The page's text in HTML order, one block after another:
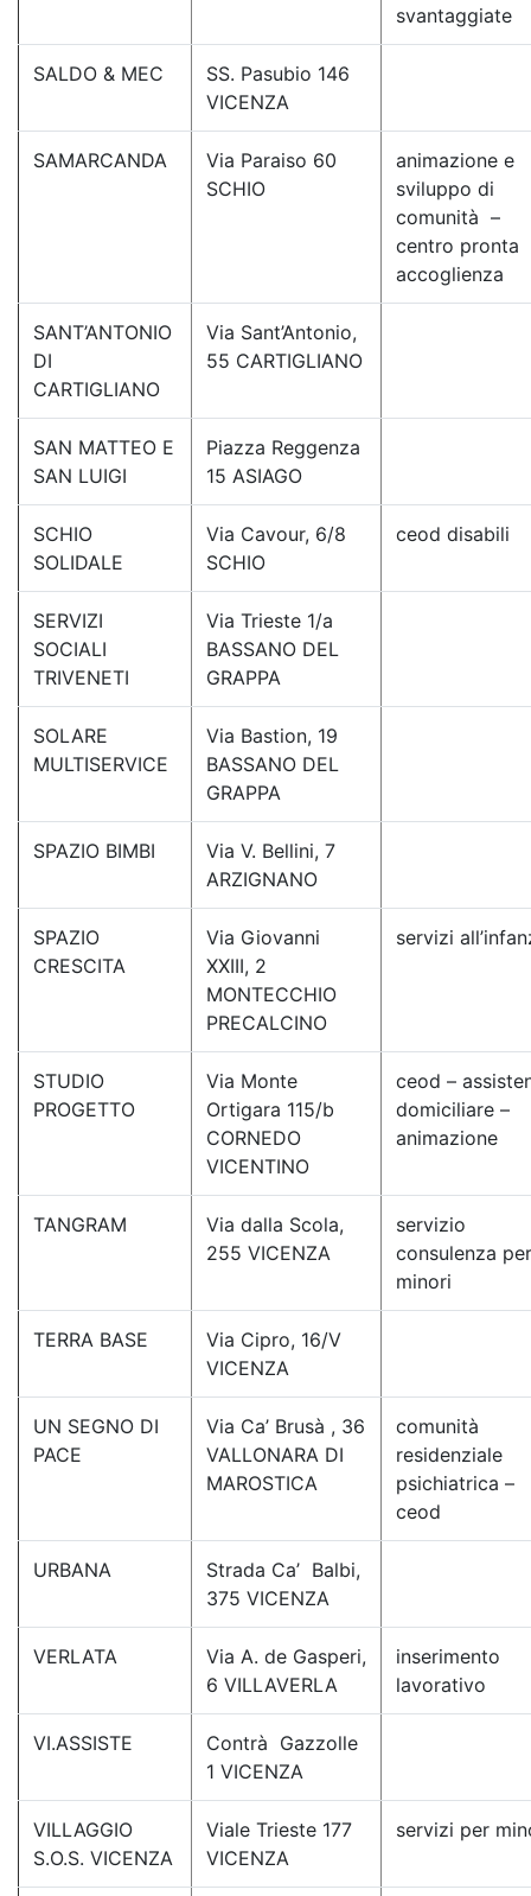
svantaggiate
SALDO & MEC
SS. Pasubio 146
VICENZA
SAMARCANDA
Via Paraiso 60
SCHIO
animazione e
sviluppo di
comunità –
centro pronta
accoglienza
SANT’ANTONIO
DI
CARTIGLIANO
Via Sant’Antonio,
55 CARTIGLIANO
SAN MATTEO E
SAN LUIGI
Piazza Reggenza
15 ASIAGO
SCHIO
SOLIDALE
Via Cavour, 6/8
SCHIO
ceod disabili
SERVIZI
SOCIALI
TRIVENETI
Via Trieste 1/a
BASSANO DEL
GRAPPA
SOLARE
MULTISERVICE
Via Bastion, 19
BASSANO DEL
GRAPPA
SPAZIO BIMBI
Via V. Bellini, 7
ARZIGNANO
SPAZIO
CRESCITA
Via Giovanni
XXIII, 2
MONTECCHIO
PRECALCINO
servizi
STUDIO
PROGETTO
Via Monte
Ortigara 115/b
CORNEDO
VICENTINO
ceod –
domiciliare –
animazione
TANGRAM
Via dalla Scola,
255 VICENZA
servizio
consulenza per
minori
TERRA BASE
Via Cipro, 16/V
VICENZA
UN SEGNO DI
PACE
Via Ca’ Brusà , 36
VALLONARA DI
MAROSTICA
comunità
residenziale
psichiatrica –
ceod
URBANA
Strada Ca’ Balbi,
375 VICENZA
VERLATA
Via A. de Gasperi,
6 VILLAVERLA
inserimento
lavorativo
VI.ASSISTE
Contrà Gazzolle
1 VICENZA
VILLAGGIO
S.O.S. VICENZA
Viale Trieste 177
VICENZA
servizi per